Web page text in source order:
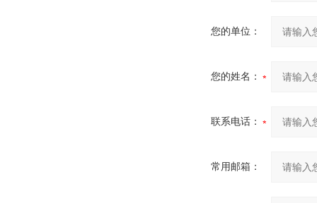
您的单位：
您的姓名：
联系电话：
常用邮箱：